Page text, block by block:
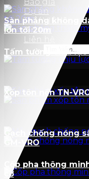
Dự án
THƯ VIỆN
Tin tức
Liên hệ
Sàn phẳng không
lớn tới 20m
Tấm tường chịu lực
Xốp tôn nền TN-
Gạch chống nóng
GM-VRO
Cốp pha thông
cờ